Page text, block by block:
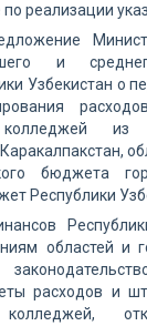
реализации
и
Узбекистан о
из
бюджета
Республики
областей и
расходов и
колледжей,